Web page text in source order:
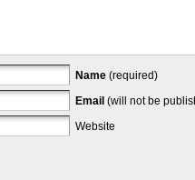
Name (required)
Email (will not be
Website